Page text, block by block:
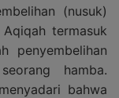
(nusuk)
termasuk
penyembelihan
hamba.
bahwa